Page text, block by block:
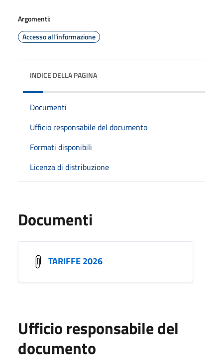
Argomenti:
Accesso all'informazione
INDICE DELLA PAGINA
Documenti
Ufficio responsabile del documento
Formati disponibili
Licenza di distribuzione
Documenti
TARIFFE 2026
Ufficio responsabile del
documento